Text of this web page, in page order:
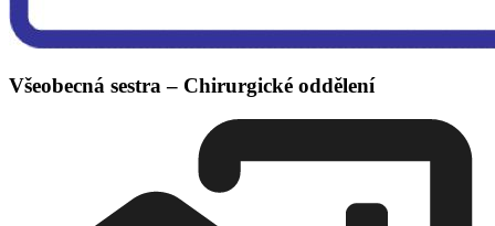
Všeobecná sestra – Chirurgické oddělení